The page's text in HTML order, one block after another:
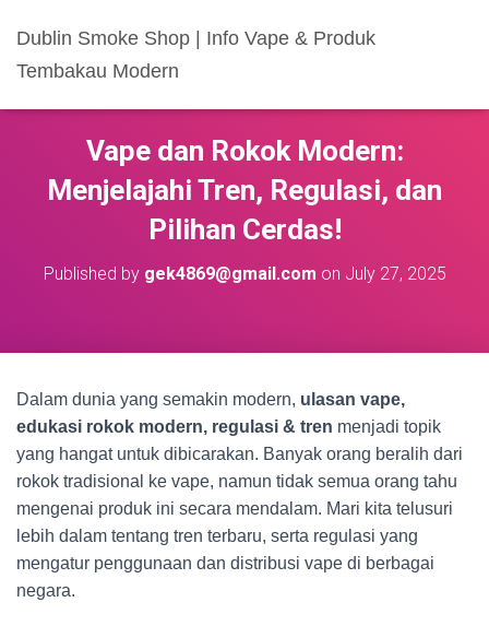
Dublin Smoke Shop | Info Vape & Produk
Tembakau Modern
Vape dan Rokok Modern:
Menjelajahi Tren, Regulasi, dan
Pilihan Cerdas!
Published by gek4869@gmail.com on July 27, 2025
Dalam dunia yang semakin modern, ulasan vape,
edukasi rokok modern, regulasi & tren menjadi topik
yang hangat untuk dibicarakan. Banyak orang beralih dari
rokok tradisional ke vape, namun tidak semua orang tahu
mengenai produk ini secara mendalam. Mari kita telusuri
lebih dalam tentang tren terbaru, serta regulasi yang
mengatur penggunaan dan distribusi vape di berbagai
negara.